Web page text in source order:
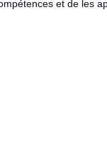
et de les